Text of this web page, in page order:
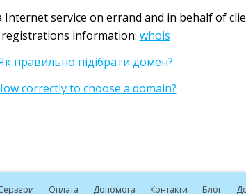
Internet service on errand and in behalf of
registrations information: whois
правильно підібрати домен?
correctly to choose a domain?
Оплата Допомога Контакти Блог